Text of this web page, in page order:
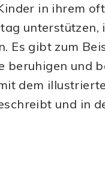
in ihrem
unterstützen,
Es gibt zum
beruhigen und
dem
und in